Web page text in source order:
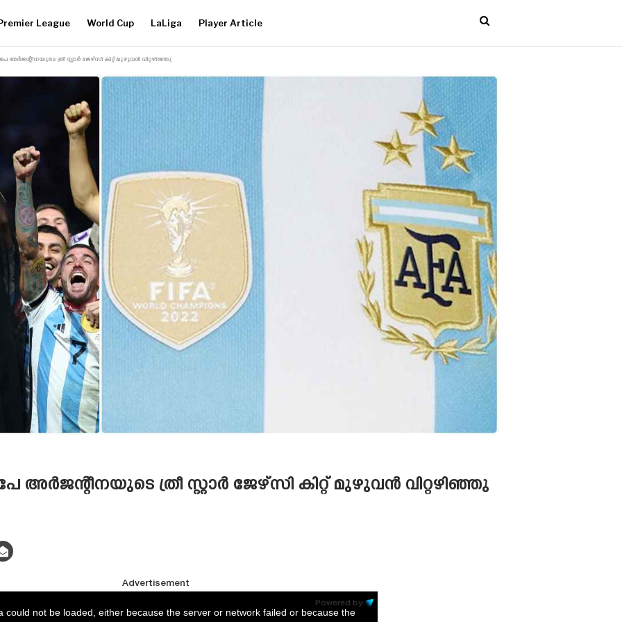
League World Cup LaLiga Player Article
അർജന്റീനയുടെ ത്രീ സ്റ്റാർ ജേഴ്‌സി കിറ്റ് മുഴുവൻ വിറ്റഴിഞ്ഞു
ത്രീ സ്റ്റാർ ജേഴ്‌സി കിറ്റ് മുഴുവൻ വിറ്റഴിഞ്ഞു
Advertisement
Powered by:
could not be loaded, either because the server or network failed or because the